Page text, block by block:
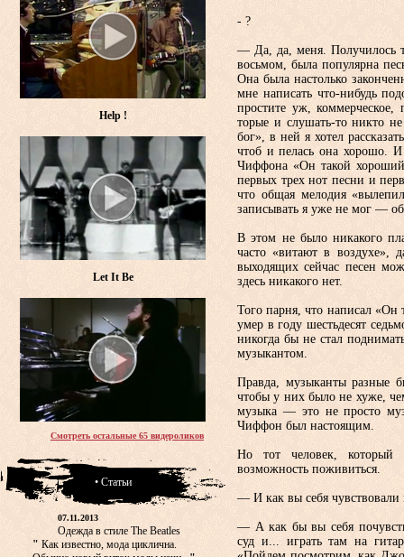
- ?
— Да, да, меня. Получилось
восьмом, была популярна
Она была настоль­ко
мне написать что-ни­будь
простите уж,
торые и слушать-то никто
бог», в ней я хотел
чтоб и пелась она хорошо.
Чиффона «Он такой
первых трех нот песни и
что общая мелодия
записывать я уже не мог —
В этом не было никакого
часто «витают в воздухе»,
выходящих сейчас песен
здесь никакого нет.
Того парня, что написал
умер в году шестьдесят
никогда бы не стал
музыкантом.
Правда, музыканты разные
чтобы у них было не хуже,
музыка — это не просто
Чиффон был настоящим.
Но тот человек, который
возможность по­живиться.
— И как вы себя чувствовали
— А как бы вы себя
суд и... играть там на
Help !
Let It Be
Смотреть остальные 65 видероликов
• Статьи
07.11.2013
Одежда в стиле The Beatles
" Как известно, мода циклична.